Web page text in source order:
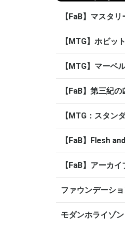
【FaB】マスタ
【MTG】ホビッ
【MTG】マーベ
【FaB】第三紀の
【MTG：スタン
【FaB】Flesh
【FaB】アーカ
ファウンデーシ
モダンホライゾン